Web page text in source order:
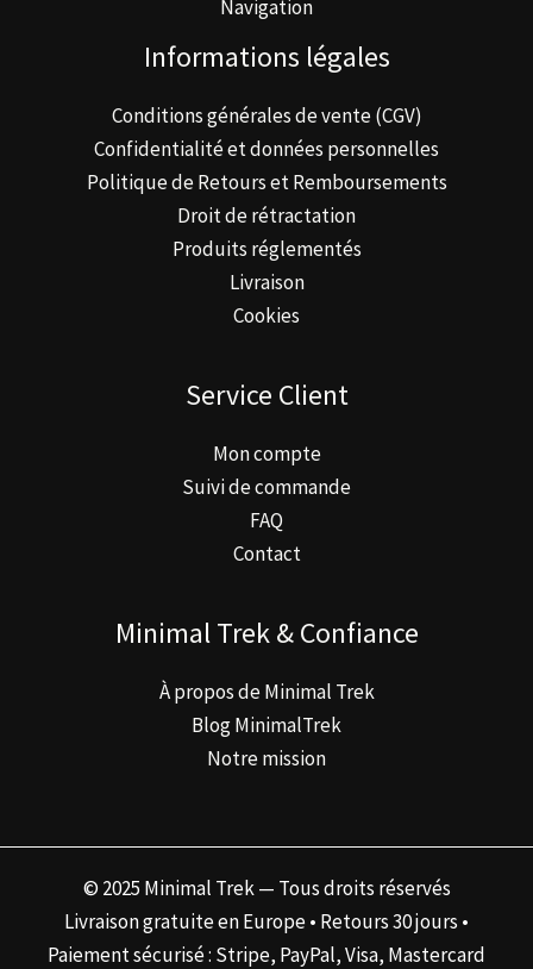
Navigation
Informations légales
Conditions générales de vente (CGV)
Confidentialité et données personnelles
Politique de Retours et Remboursements
Droit de rétractation
Produits réglementés
Livraison
Cookies
Service Client
Mon compte
Suivi de commande
FAQ
Contact
Minimal Trek & Confiance
À propos de Minimal Trek
Blog MinimalTrek
Notre mission
© 2025 Minimal Trek — Tous droits réservés
Livraison gratuite en Europe • Retours 30 jours •
Paiement sécurisé : Stripe, PayPal, Visa, Mastercard